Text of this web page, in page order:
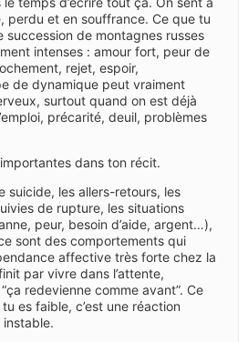
perdu et en souffrance. Ce que tu
succession de montagnes russes
intenses : amour fort, peur de
rejet, espoir,
de dynamique peut vraiment
surtout quand on est déjà
précarité, deuil, problèmes
dans ton récit.
suicide, les allers-retours, les
de rupture, les situations
peur, besoin d’aide, argent…),
sont des comportements qui
affective très forte chez la
par vivre dans l’attente,
“ça redevienne comme avant”. Ce
es faible, c’est une réaction
instable.